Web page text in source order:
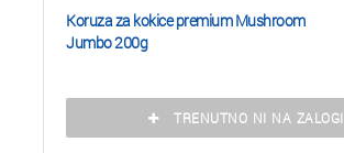
Koruza za kokice premium Mushroom
Jumbo 200g
TRENUTNO NI NA ZALOGI